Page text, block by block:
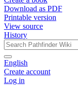
Download as PDF
Printable version
View source
History
English
Create account
Log in